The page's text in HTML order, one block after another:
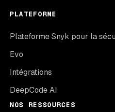
PLATEFORME
Plateforme Snyk pour la
Evo
Intégrations
DeepCode AI
NOS RESSOURCES